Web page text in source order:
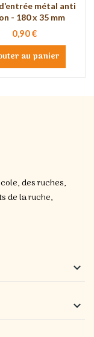
métal anti
- 180 x 35 mm
0,90 €
au panier
des ruches,
de la ruche,

